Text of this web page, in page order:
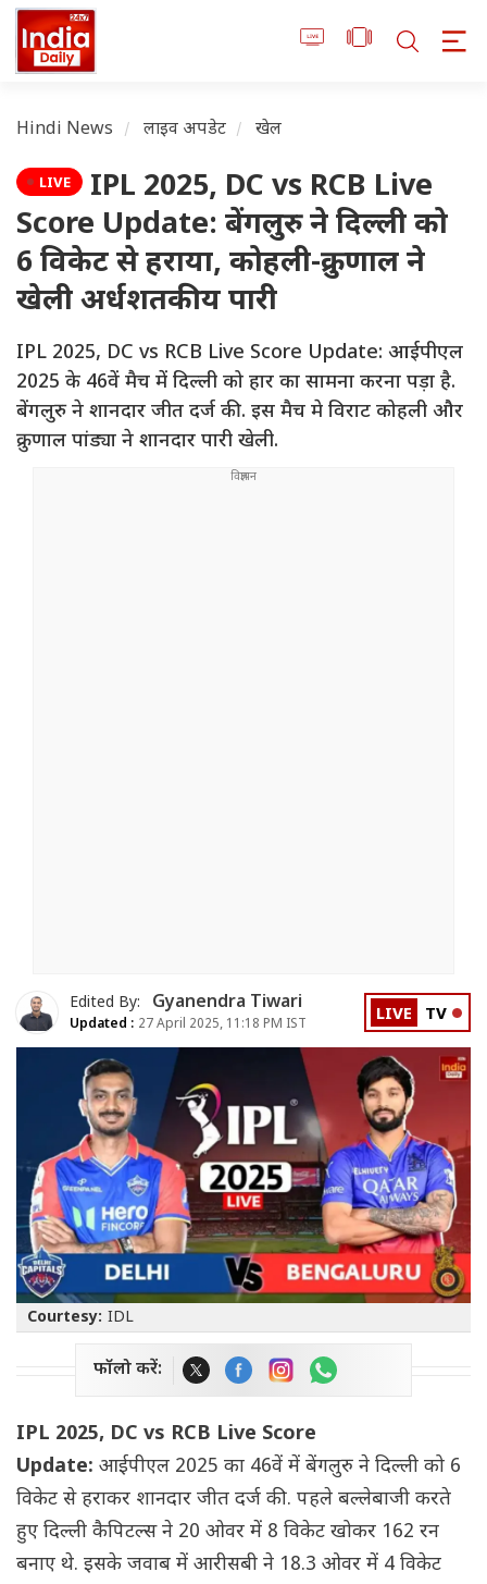
Hindi News लाइव अपडेट खेल
LIVE
IPL 2025, DC vs RCB Live
Score Update: बेंगलुरु ने दिल्ली को
6 विकेट से हराया, कोहली-क्रुणाल ने
खेली अर्धशतकीय पारी
IPL 2025, DC vs RCB Live Score Update: आईपीएल
2025 के 46वें मैच में दिल्ली को हार का सामना करना पड़ा है.
बेंगलुरु ने शानदार जीत दर्ज की. इस मैच मे विराट कोहली और
क्रुणाल पांड्या ने शानदार पारी खेली.
Edited By: Gyanendra Tiwari
Updated : 27 April 2025, 11:18 PM IST LIVE TV
Courtesy: IDL
फॉलो करें:
IPL 2025, DC vs RCB Live Score
Update: आईपीएल 2025 का 46वें में बेंगलुरु ने दिल्ली को 6
विकेट से हराकर शानदार जीत दर्ज की. पहले बल्लेबाजी करते
हुए दिल्ली कैपिटल्स ने 20 ओवर में 8 विकेट खोकर 162 रन
बनाए थे. इसके जवाब में आरीसबी ने 18.3 ओवर में 4 विकेट